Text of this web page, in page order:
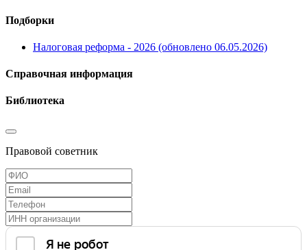
Подборки
Налоговая реформа - 2026 (обновлено 06.05.2026)
Справочная информация
Библиотека
Правовой советник